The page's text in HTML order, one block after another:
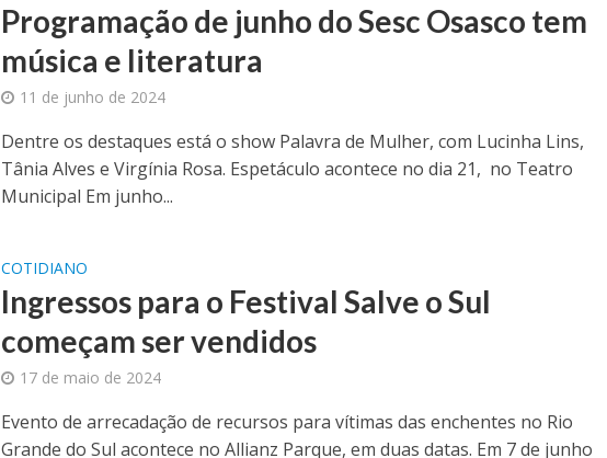
Programação de junho do Sesc Osasco tem
música e literatura
11 de junho de 2024
Dentre os destaques está o show Palavra de Mulher, com Lucinha Lins,
Tânia Alves e Virgínia Rosa. Espetáculo acontece no dia 21, no Teatro
Municipal Em junho...
COTIDIANO
Ingressos para o Festival Salve o Sul
começam ser vendidos
17 de maio de 2024
Evento de arrecadação de recursos para vítimas das enchentes no Rio
Grande do Sul acontece no Allianz Parque, em duas datas. Em 7 de junho